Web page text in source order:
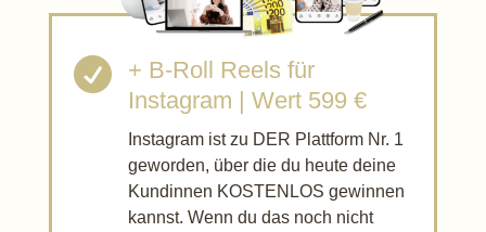

+ B-Roll Reels für
Instagram | Wert 599 €
Instagram ist zu DER Plattform Nr. 1
geworden, über die du heute deine
Kundinnen KOSTENLOS gewinnen
kannst. Wenn du das noch nicht